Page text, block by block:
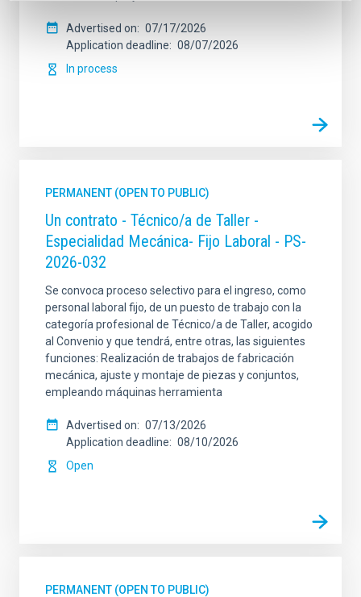
Advertised on
07/17/2026
Application deadline
08/07/2026
In process
PERMANENT (OPEN TO PUBLIC)
Un contrato - Técnico/a de Taller -
Especialidad Mecánica- Fijo Laboral - PS-
2026-032
Se convoca proceso selectivo para el ingreso, como
personal laboral fijo, de un puesto de trabajo con la
categoría profesional de Técnico/a de Taller, acogido
al Convenio y que tendrá, entre otras, las siguientes
funciones: Realización de trabajos de fabricación
mecánica, ajuste y montaje de piezas y conjuntos,
empleando máquinas herramienta
Advertised on
07/13/2026
Application deadline
08/10/2026
Open
PERMANENT (OPEN TO PUBLIC)